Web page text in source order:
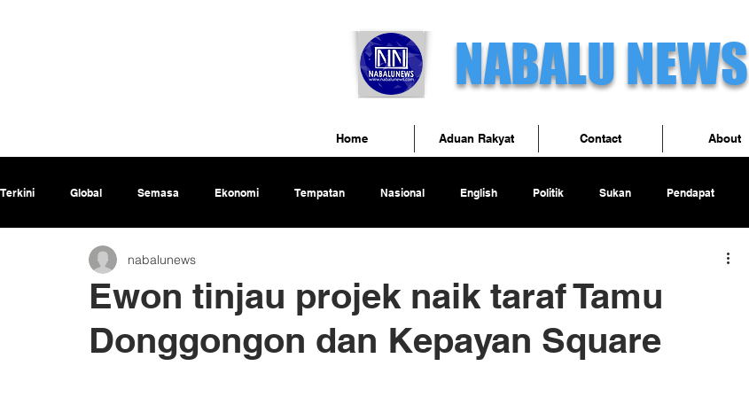
NABALU NEWS
Terkini Global Semasa Ekonomi Tempatan Nasional English Politik Sukan Pendapat
Ewon tinjau projek naik taraf Tamu
Donggongon dan Kepayan Square
nabalunews
Home Aduan Rakyat Contact About